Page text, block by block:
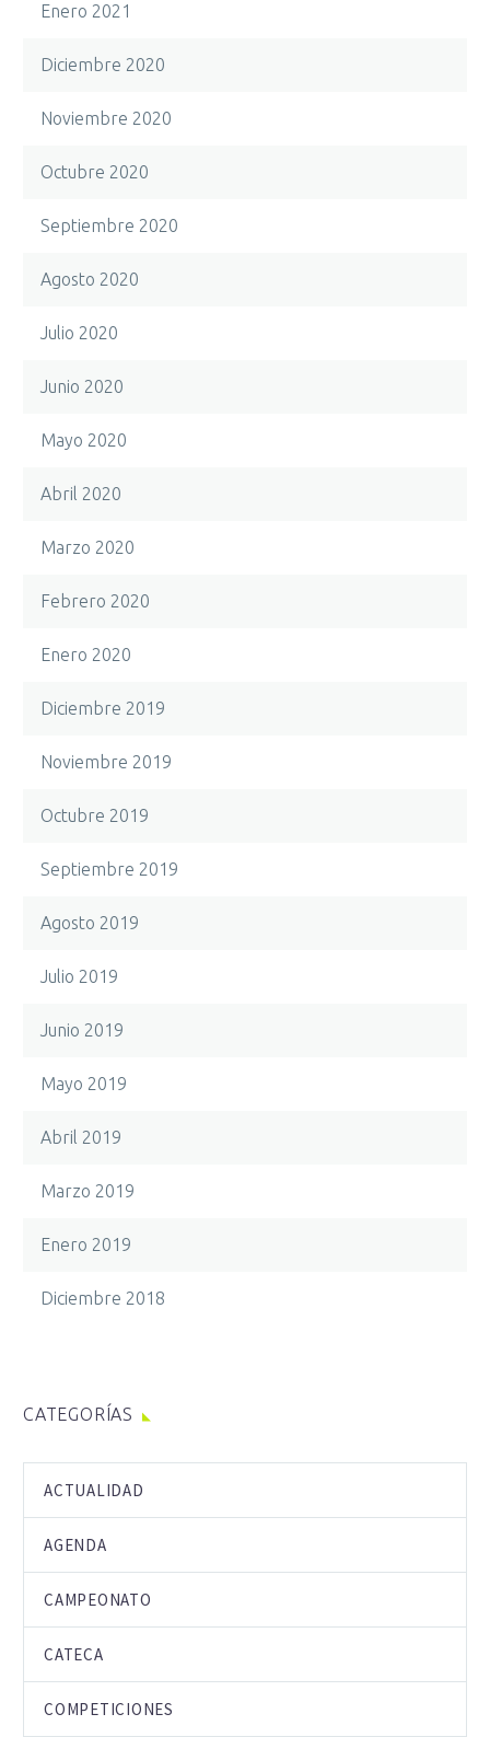
Enero 2021
Diciembre 2020
Noviembre 2020
Octubre 2020
Septiembre 2020
Agosto 2020
Julio 2020
Junio 2020
Mayo 2020
Abril 2020
Marzo 2020
Febrero 2020
Enero 2020
Diciembre 2019
Noviembre 2019
Octubre 2019
Septiembre 2019
Agosto 2019
Julio 2019
Junio 2019
Mayo 2019
Abril 2019
Marzo 2019
Enero 2019
Diciembre 2018
CATEGORÍAS
ACTUALIDAD
AGENDA
CAMPEONATO
CATECA
COMPETICIONES